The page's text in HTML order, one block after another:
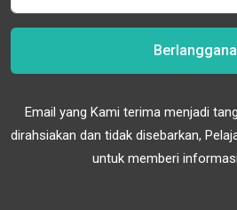
Email yang Kami terima menjadi
dirahsiakan dan tidak disebarkan,
untuk memberi